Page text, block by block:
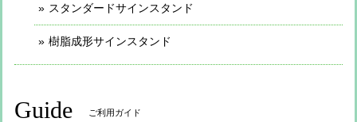
スタンダードサインスタンド
樹脂成形サインスタンド
Guide ご利用ガイド